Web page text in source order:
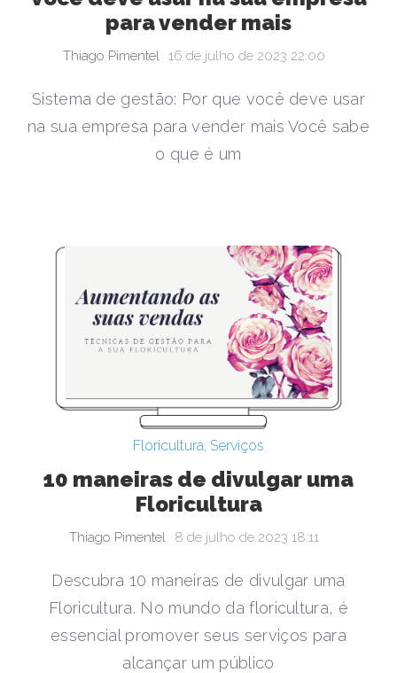
para vender mais
Thiago Pimentel 16 de julho de 2023 22:00
Sistema de gestão: Por que você deve usar
na sua empresa para vender mais Você sabe
o que é um
Floricultura, Serviços
10 maneiras de divulgar uma
Floricultura
Thiago Pimentel 8 de julho de 2023 18:11
Descubra 10 maneiras de divulgar uma
Floricultura. No mundo da floricultura, é
essencial promover seus serviços para
alcançar um público